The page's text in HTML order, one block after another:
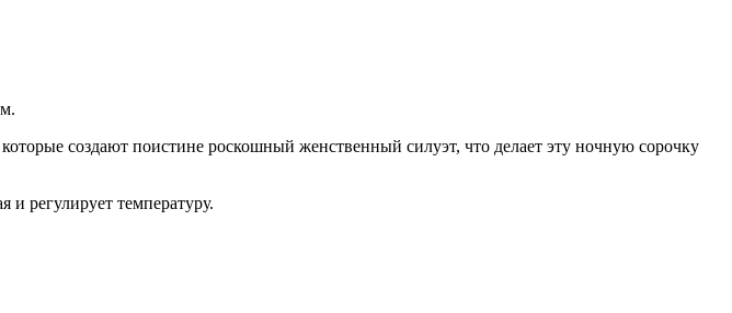
создают поистине роскошный женственный силуэт, что делает эту ночную сорочку
регулирует температуру.